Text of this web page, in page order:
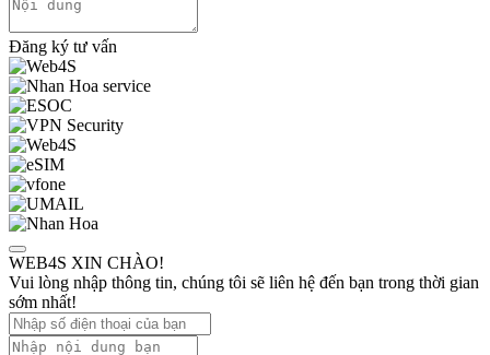
Đăng ký tư vấn
WEB4S XIN CHÀO!
Vui lòng nhập thông tin, chúng tôi sẽ liên hệ đến bạn trong thời gian
sớm nhất!